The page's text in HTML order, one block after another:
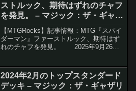
ストルック、期待はずれのチャフ
を発見。 – マジック：ザ・ギャザ
リング
【MTGRocks】記事情報：MTG『スパイ
ダーマン』ファーストルック、期待はず
れのチャフを発見。 2025年9月26日
2024年2月のトップスタンダード
デッキ – マジック：ザ・ギャザリ